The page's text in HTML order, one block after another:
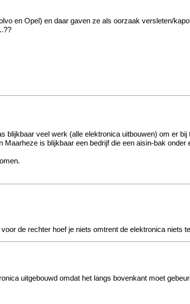
en Opel) en daar gaven ze als oorzaak versleten/
blijkbaar veel werk (alle elektronica uitbouwen) om er
is blijkbaar een bedrijf die een aisin-bak
de rechter hoef je niets omtrent de elektronica niets
uitgebouwd omdat het langs bovenkant moet